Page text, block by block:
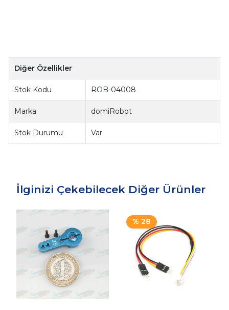
Diğer Özellikler
Stok Kodu ROB-04008
Marka domiRobot
Stok Durumu Var
İlginizi Çekebilecek Diğer Ürünler
% 28